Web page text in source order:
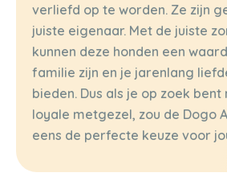
verliefd op te worden. Ze zijn
juiste eigenaar. Met de juiste
kunnen deze honden een
familie zijn en je jarenlang
bieden. Dus als je op zoek
loyale metgezel, zou de Dogo
eens de perfecte keuze voor